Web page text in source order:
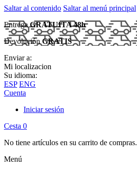
Saltar al contenido Saltar al menú principal
EntregaGRATUITA 48h
DevoluciónGRATIS
Enviar a:
Mi localizacion
Su idioma:
ESP ENG
Cuenta
Iniciar sesión
Cesta 0
No tiene artículos en su carrito de compras.
Menú